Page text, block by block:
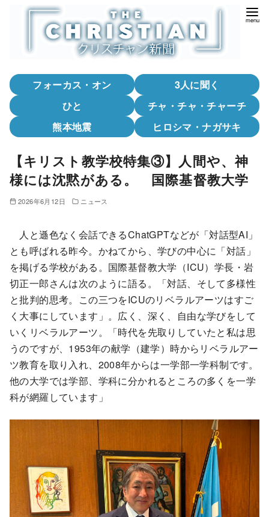
フォーカス・オン
3人に聞く
ひと
チャ・チャ・チャーチ
熊本地震
ヒロシマ・ナガサキ
【キリスト教学校特集③】人間や、神
様には沈黙がある。 国際基督教大学
2026年6月12日 ニュース
人と遜色なく会話できるChatGPTなどが「対話型AI」
とも呼ばれる昨今。かねてから、学びの中心に「対話」
を掲げる学校がある。国際基督教大学（ICU）学長・岩
切正一郎さんは次のように語る。「対話、そして多様性
と批判的思考。この三つをICUのリベラルアーツはすご
く大事にしています」。広く、深く、自由な学びをして
いくリベラルアーツ。「時代を先取りしていたと私は思
うのですが、1953年の献学（建学）時からリベラルアー
ツ教育を取り入れ、2008年からは一学部一学科制です。
他の大学では学部、学科に分かれるところの多くを一学
科が網羅しています」